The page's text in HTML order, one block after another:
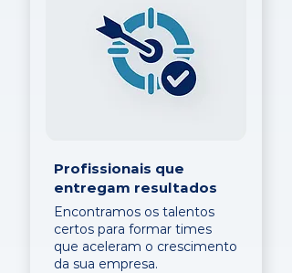
Profissionais que
entregam resultados
Encontramos os talentos
certos para formar times
que aceleram o crescimento
da sua empresa.